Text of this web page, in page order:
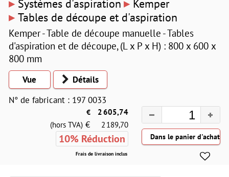
Systèmes d'aspiration Kemper
▸ Tables de découpe et d'aspiration
Kemper - Table de découpe manuelle - Tables
d'aspiration et de découpe, (L x P x H) : 800 x 600 x
800 mm
Vue
Détails
N° de fabricant : 197 0033
€
2 605,74
(hors TVA) € 2 189,70
10% Réduction
Frais de livraison inclus